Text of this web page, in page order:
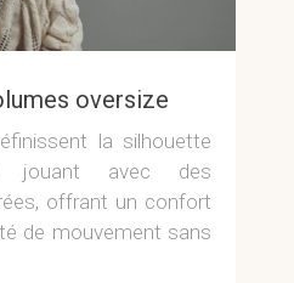
oversize
la silhouette
jouant avec des
offrant un confort
de mouvement sans